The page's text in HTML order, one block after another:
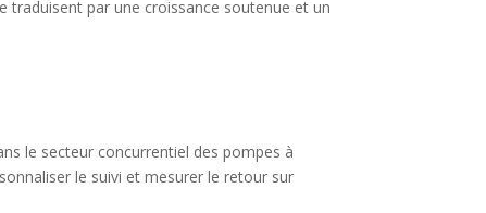
traduisent par une croissance soutenue et un
le secteur concurrentiel des pompes à
le suivi et mesurer le retour sur